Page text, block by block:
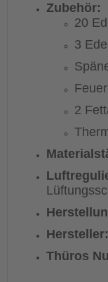
Zubehör:
20
3
2
Hersteller:
Thüros